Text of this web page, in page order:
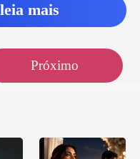
mais
Próximo